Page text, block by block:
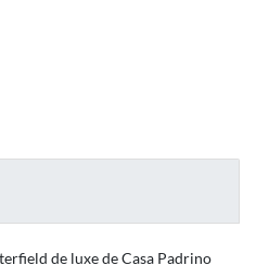
de luxe de Casa Padrino